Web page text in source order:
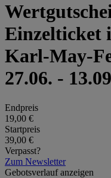
Einzelticket
Karl-May-
27.06. -
Endpreis
19,00 €
Startpreis
39,00 €
Verpasst?
Zum Newsletter
Gebotsverlauf anzeigen